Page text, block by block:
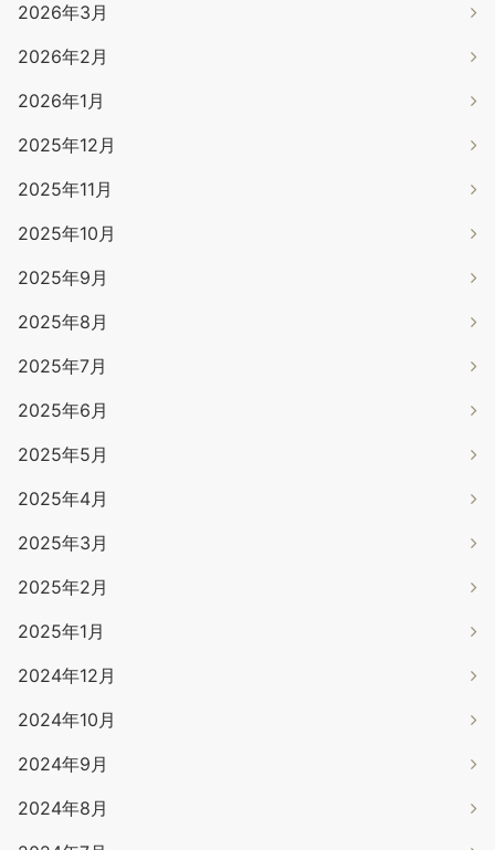
2026年3月
2026年2月
2026年1月
2025年12月
2025年11月
2025年10月
2025年9月
2025年8月
2025年7月
2025年6月
2025年5月
2025年4月
2025年3月
2025年2月
2025年1月
2024年12月
2024年10月
2024年9月
2024年8月